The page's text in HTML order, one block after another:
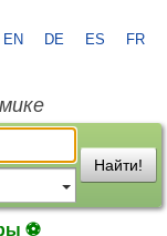
EN DE ES FR
Найти!
⚽